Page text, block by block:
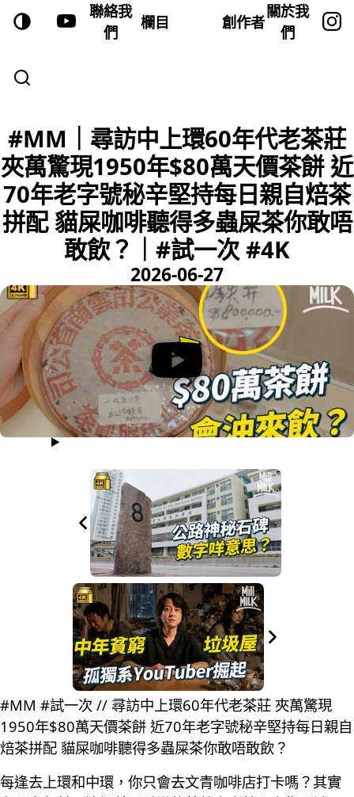
聯絡我
們
欄目 創作者
關於我
們
#MM｜尋訪中上環60年代老茶莊
夾萬驚現1950年$80萬天價茶餅 近
70年老字號秘辛堅持每日親自焙茶
拼配 貓屎咖啡聽得多蟲屎茶你敢唔
敢飲？｜#試一次 #4K
2026-06-27
#MM #試一次 // 尋訪中上環60年代老茶莊 夾萬驚現
1950年$80萬天價茶餅 近70年老字號秘辛堅持每日親自
焙茶拼配 貓屎咖啡聽得多蟲屎茶你敢唔敢飲？
每逢去上環和中環，你只會去文青咖啡店打卡嗎？其實